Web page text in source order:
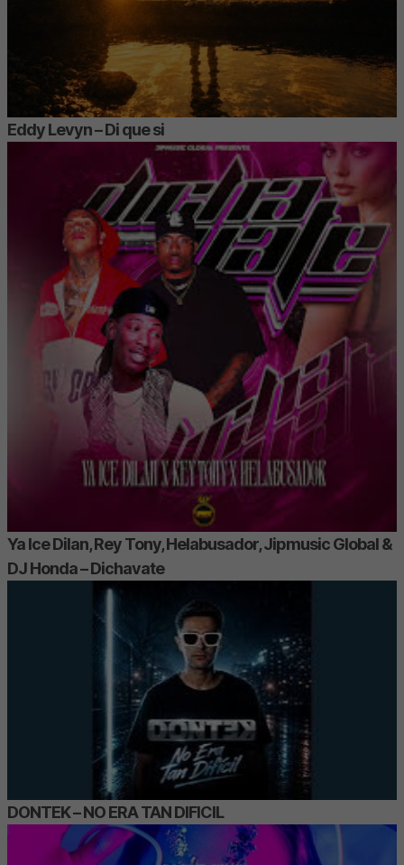
Eddy Levyn – Di que si
Ya Ice Dilan, Rey Tony, Helabusador, Jipmusic Global &
DJ Honda – Dichavate
DONTEK – NO ERA TAN DIFICIL